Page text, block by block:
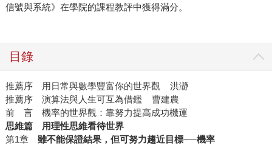
信號與系統》在學院的課程教評中獲得滿分。
目錄
推薦序 用日常與數學豐富你的世界觀 洪瀞
推薦序 演算法與人生可互為借鑑 曹建農
前 言 機率的世界觀：靠努力提高成功機運
思維篇 用理性思維看待世界
第1章 雖不能保證結果，但可努力趨近目標──機率